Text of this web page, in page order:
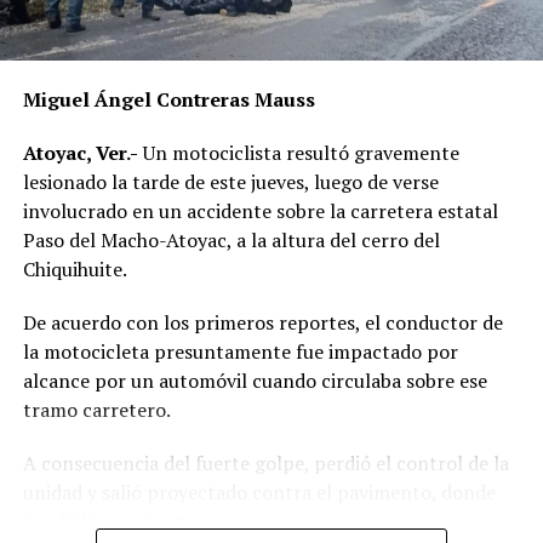
En Papantla y Tihuatlán, tres personas fueron
arrestadas. Se aseguró marihuana, cristal, un vehículo
calcinado con reporte de robo en Nuevo León, poncha
llantas, balas, un dron y equipo táctico.
En Pánuco, elementos de seguridad hallaron bolsas con
droga que portaban el escudo de un grupo criminal, así
como cartuchos, laptops, radios, celulares y un bate
artesanal.
personas, incluida una menor de edad. Las autoridades
incautaron marihuana, cristal, armas blancas, celulares,
dinero en efectivo y materiales para consumo de drogas.
estatal, en busca de frenar la expansión del crimen
Miguel Ángel Contreras Mauss
Atoyac, Ver.-Un motociclista resultó gravemente
lesionado la tarde de este jueves, luego de verse
involucrado en un accidente sobre la carretera estatal
Paso del Macho-Atoyac, a la altura del cerro del
Chiquihuite.
De acuerdo con los primeros reportes, el conductor de
la motocicleta presuntamente fue impactado por
alcance por un automóvil cuando circulaba sobre ese
tramo carretero.
A consecuencia del fuerte golpe, perdió el control de la